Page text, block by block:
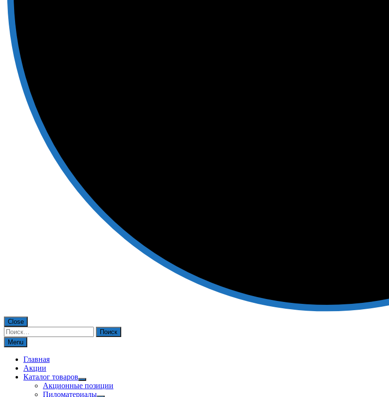
Close
Найти:
Menu
Главная
Акции
Каталог товаров
Акционные позиции
Пиломатериалы